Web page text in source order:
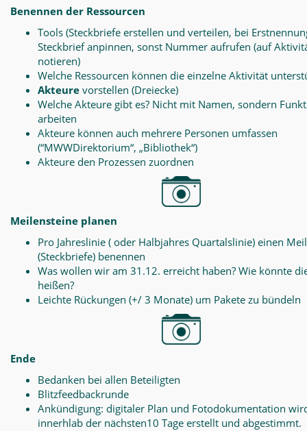
Benennen der Ressourcen
Tools (Steckbriefe erstellen und verteilen, bei
Steckbrief anpinnen, sonst Nummer aufrufen (auf
notieren)
Welche Ressourcen können die einzelne Aktivität
Akteure vorstellen (Dreiecke)
Welche Akteure gibt es? Nicht mit Namen, sondern
arbeiten
Akteure können auch mehrere Personen umfassen
(“MWWDirektorium“, „Bibliothek“)
Akteure den Prozessen zuordnen
Meilensteine planen
Pro Jahreslinie ( oder Halbjahres Quartalslinie) einen
(Steckbriefe) benennen
Was wollen wir am 31.12. erreicht haben? Wie könnte
heißen?
Leichte Rückungen (+/ 3 Monate) um Pakete zu bündeln
Ende
Bedanken bei allen Beteiligten
Blitzfeedbackrunde
Ankündigung: digitaler Plan und Fotodokumentation
innerhlab der nächsten10 Tage erstellt und abgestimmt.